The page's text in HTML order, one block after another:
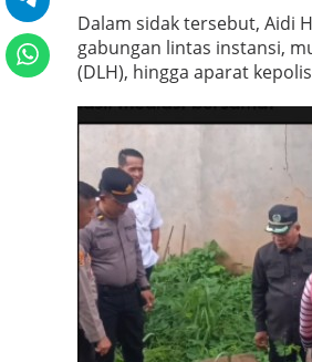
B
e
D
e
a
d
l
i
n
e
S
a
​Dalam sidak tersebut, Aidi
gabungan lintas instansi,
(DLH), hingga aparat